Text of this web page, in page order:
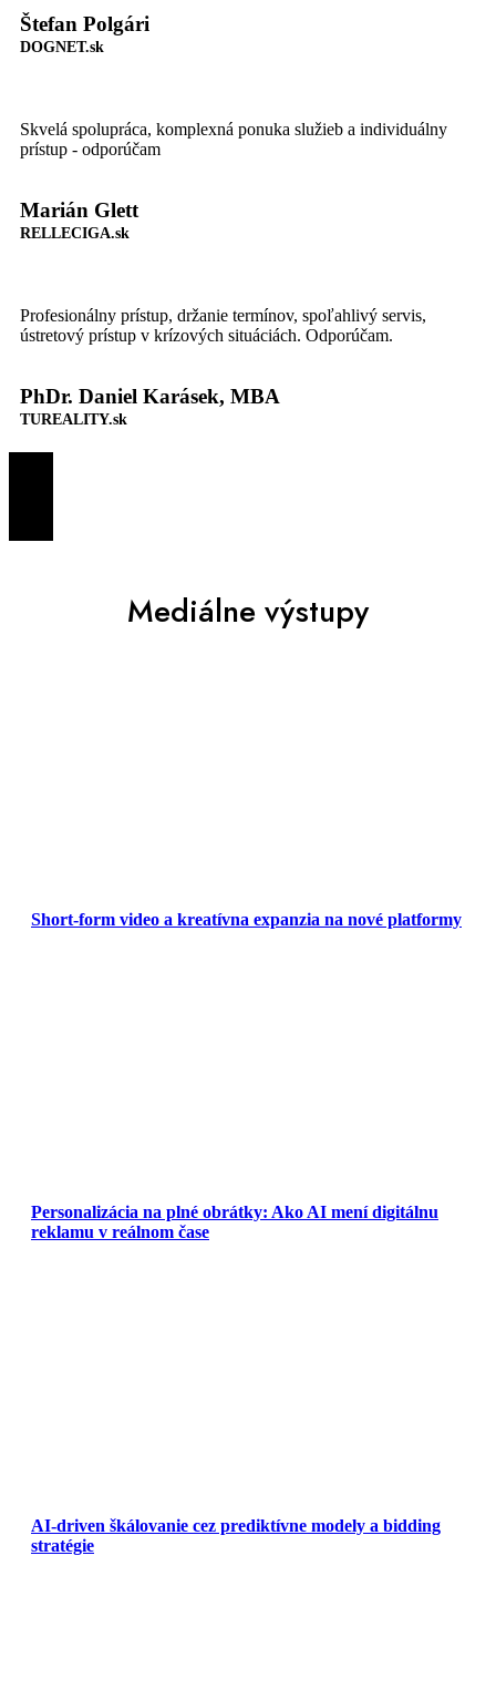
Štefan Polgári
DOGNET.sk
Marián Glett
RELLECIGA.sk
Skvelá spolupráca, komplexná ponuka služieb a individuálny
prístup - odporúčam
PhDr. Daniel Karásek, MBA
TUREALITY.sk
Profesionálny prístup, držanie termínov, spoľahlivý servis,
ústretový prístup v krízových situáciách. Odporúčam.
Mediálne výstupy
Short-form video a kreatívna expanzia na nové platformy
Personalizácia na plné obrátky: Ako AI mení digitálnu
reklamu v reálnom čase
AI-driven škálovanie cez prediktívne modely a bidding
stratégie